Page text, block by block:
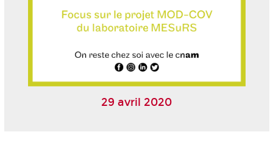
29 avril 2020